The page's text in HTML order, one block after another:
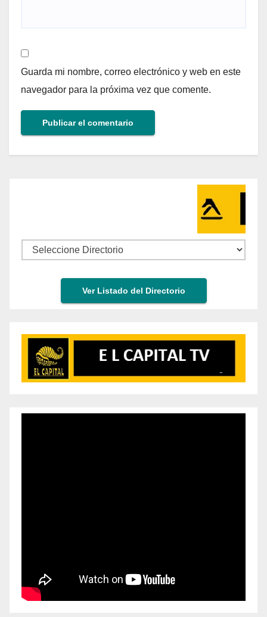
Guarda mi nombre, correo electrónico y web en este
navegador para la próxima vez que comente.